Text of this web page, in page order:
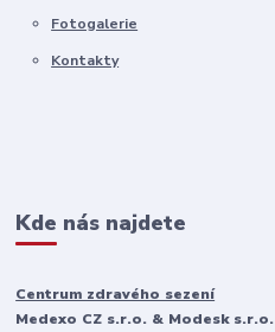
Fotogalerie
Kontakty
Kde nás najdete
Centrum zdravého sezení
Medexo CZ s.r.o. & Modesk s.r.o.